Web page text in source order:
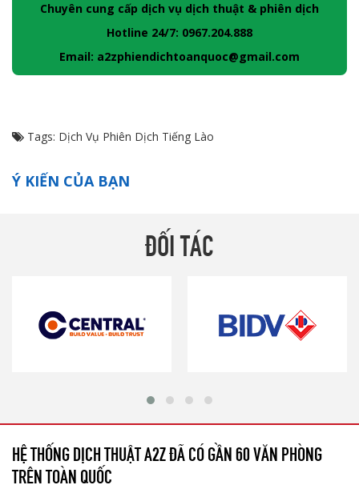
Chuyên cung cấp dịch vụ dịch thuật & phiên dịch
Hotline 24/7: 0967.204.888
Email: a2zphiendichtoanquoc@gmail.com
Tags: Dịch Vụ Phiên Dịch Tiếng Lào
Ý KIẾN CỦA BẠN
ĐỐI TÁC
HỆ THỐNG DỊCH THUẬT A2Z ĐÃ CÓ GẦN 60 VĂN PHÒNG
TRÊN TOÀN QUỐC